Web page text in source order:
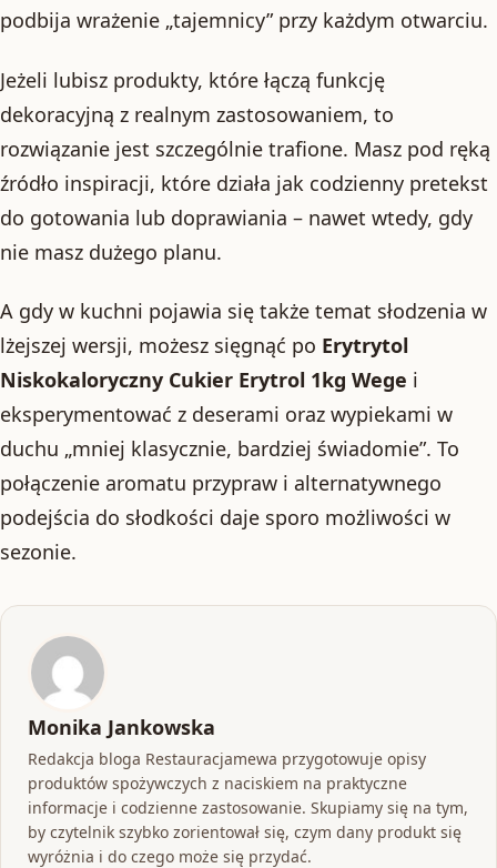
podbija wrażenie „tajemnicy” przy każdym otwarciu.
Jeżeli lubisz produkty, które łączą funkcję
dekoracyjną z realnym zastosowaniem, to
rozwiązanie jest szczególnie trafione. Masz pod ręką
źródło inspiracji, które działa jak codzienny pretekst
do gotowania lub doprawiania – nawet wtedy, gdy
nie masz dużego planu.
A gdy w kuchni pojawia się także temat słodzenia w
lżejszej wersji, możesz sięgnąć po Erytrytol
Niskokaloryczny Cukier Erytrol 1kg Wege i
eksperymentować z deserami oraz wypiekami w
duchu „mniej klasycznie, bardziej świadomie”. To
połączenie aromatu przypraw i alternatywnego
podejścia do słodkości daje sporo możliwości w
sezonie.
Monika Jankowska
Redakcja bloga Restauracjamewa przygotowuje opisy
produktów spożywczych z naciskiem na praktyczne
informacje i codzienne zastosowanie. Skupiamy się na tym,
by czytelnik szybko zorientował się, czym dany produkt się
wyróżnia i do czego może się przydać.